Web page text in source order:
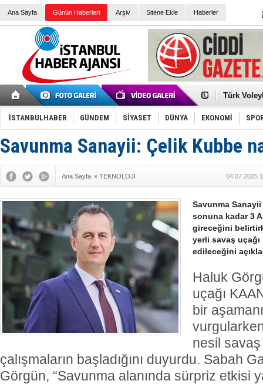
Ana Sayfa Günün Haberleri Arşiv Sitene Ekle Haberler
Elena
Türk
Töreninde
İkinci El
Guguk
Sneaker
Erkek
Tommy
Ankara
Erdoğan:
'Kurultay
İSTANBULHABER GÜNDEM SİYASET DÜNYA EKONOMİ
Savunma Sanayii: Çelik Kubbe
Ana Sayfa » TEKNOLOJİ 04.07.2025
Savunma
sonuna kadar 3
gireceğini
yerli savaş uçağı
edileceğini
Haluk
uçağı
bir
nesil
çalışmaların başladığını duyurdu. Sabah
Görgün, “Savunma alanında sürpriz etkisi